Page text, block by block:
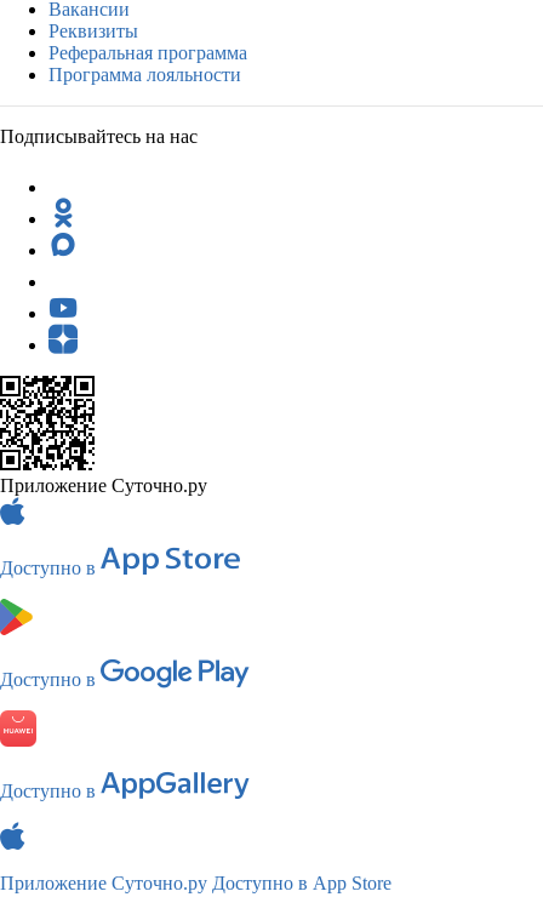
Вакансии
Реквизиты
Реферальная программа
Программа лояльности
Подписывайтесь на нас
Приложение Суточно.ру
Доступно в
Доступно в
Доступно в
Приложение Суточно.ру Доступно в App Store